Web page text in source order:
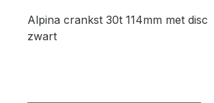
Alpina crankst 30t 114mm met disc
zwart